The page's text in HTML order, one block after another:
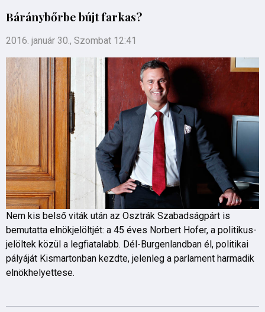
Báránybőrbe bújt farkas?
2016. január 30., Szombat 12:41
Nem kis belső viták után az Osztrák Szabadságpárt is
bemutatta elnökjelöltjét: a 45 éves Norbert Hofer, a politikus-
jelöltek közül a legfiatalabb. Dél-Burgenlandban él, politikai
pályáját Kismartonban kezdte, jelenleg a parlament harmadik
elnökhelyettese.